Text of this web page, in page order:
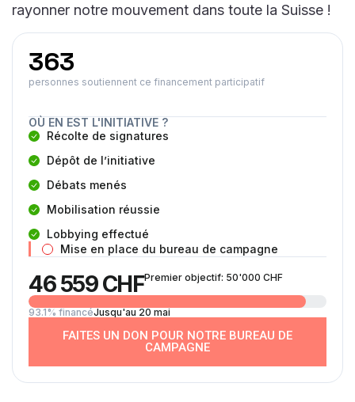
rayonner notre mouvement dans toute la Suisse !
363
personnes soutiennent ce financement participatif
OÙ EN EST L'INITIATIVE ?
Récolte de signatures
Dépôt de l’initiative
Débats menés
Mobilisation réussie
Lobbying effectué
Mise en place du bureau de campagne
46 559 CHFPremier objectif: 50'000 CHF
93.1% financéJusqu'au 20 mai
FAITES UN DON POUR NOTRE BUREAU DE
CAMPAGNE